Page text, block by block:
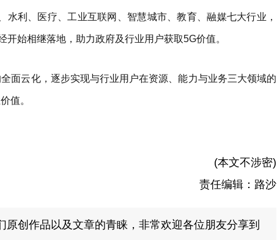
利、医疗、工业互联网、智慧城市、教育、融媒七大行业，
始相继落地，助力政府及行业用户获取5G价值。
面云化，逐步实现与行业用户在资源、能力与业务三大领域的
值。
(本文不涉密)
责任编辑：路沙
创作品以及文章的青睐，非常欢迎各位朋友分享到